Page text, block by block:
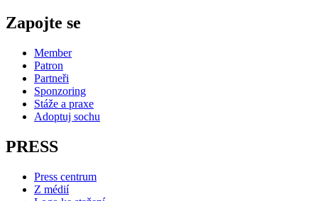
Zapojte se
Member
Patron
Partneři
Sponzoring
Stáže a praxe
Adoptuj sochu
PRESS
Press centrum
Z médií